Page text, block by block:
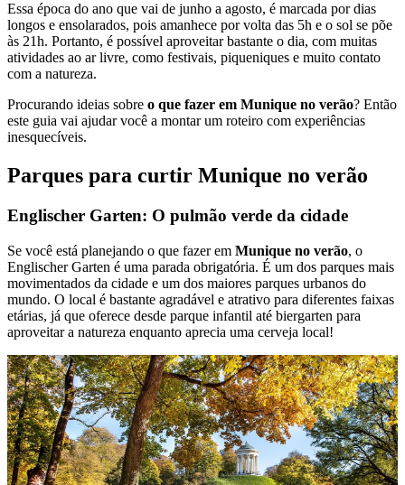
Essa época do ano que vai de junho a agosto, é marcada por dias
longos e ensolarados, pois amanhece por volta das 5h e o sol se põe
às 21h. Portanto, é possível aproveitar bastante o dia, com muitas
atividades ao ar livre, como festivais, piqueniques e muito contato
com a natureza.
Procurando ideias sobre o que fazer em Munique no verão? Então
este guia vai ajudar você a montar um roteiro com experiências
inesquecíveis.
Parques para curtir Munique no verão
Englischer Garten: O pulmão verde da cidade
Se você está planejando o que fazer em Munique no verão, o
Englischer Garten é uma parada obrigatória. É um dos parques mais
movimentados da cidade e um dos maiores parques urbanos do
mundo. O local é bastante agradável e atrativo para diferentes faixas
etárias, já que oferece desde parque infantil até biergarten para
aproveitar a natureza enquanto aprecia uma cerveja local!